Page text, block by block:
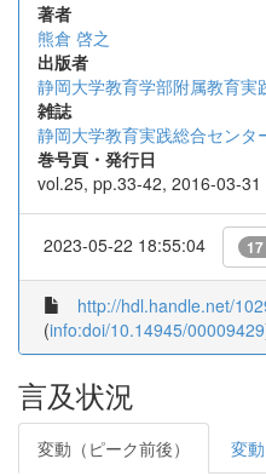
著者
熊倉 啓之
出版者
静岡大学教育学部附属教育実
雑誌
静岡大学教育実践総合センタ
巻号頁・発行日
vol.25, pp.33-42, 2016-03-31
2023-05-22 18:55:04
http://hdl.handle.net/
(info:doi/10.14945/00009429
言及状況
変動（ピーク前後） 変動